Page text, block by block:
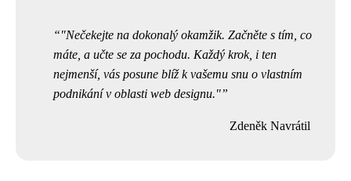
"Nečekejte na dokonalý okamžik. Začněte s tím, co
máte, a učte se za pochodu. Každý krok, i ten
nejmenší, vás posune blíž k vašemu snu o vlastním
podnikání v oblasti web designu."
Zdeněk Navrátil